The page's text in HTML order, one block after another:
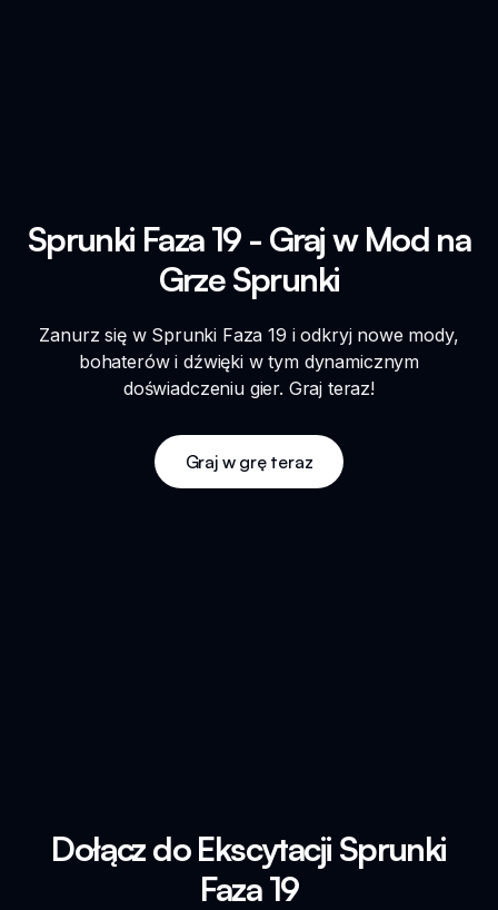
Sprunki Faza 19 - Graj w Mod na
Grze Sprunki
Zanurz się w Sprunki Faza 19 i odkryj nowe mody,
bohaterów i dźwięki w tym dynamicznym
doświadczeniu gier. Graj teraz!
Graj w grę teraz
Dołącz do Ekscytacji Sprunki
Faza 19